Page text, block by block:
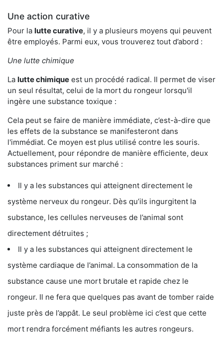
Une action curative
Pour la lutte curative, il y a plusieurs moyens qui peuvent
être employés. Parmi eux, vous trouverez tout d’abord :
Une lutte chimique
La lutte chimique est un procédé radical. Il permet de viser
un seul résultat, celui de la mort du rongeur lorsqu'il
ingère une substance toxique :
Cela peut se faire de manière immédiate, c’est-à-dire que
les effets de la substance se manifesteront dans
l'immédiat. Ce moyen est plus utilisé contre les souris.
Actuellement, pour répondre de manière efficiente, deux
substances priment sur marché :
Il y a les substances qui atteignent directement le
système nerveux du rongeur. Dès qu’ils ingurgitent la
substance, les cellules nerveuses de l’animal sont
directement détruites ;
Il y a les substances qui atteignent directement le
système cardiaque de l’animal. La consommation de la
substance cause une mort brutale et rapide chez le
rongeur. Il ne fera que quelques pas avant de tomber raide
juste près de l’appât. Le seul problème ici c’est que cette
mort rendra forcément méfiants les autres rongeurs.